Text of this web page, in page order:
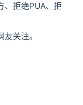
、拒绝PUA、拒
关注。